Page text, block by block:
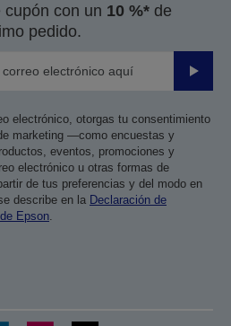
cupón con un 10 %* de
pedido.
Enviar
electrónico, otorgas tu consentimiento
marketing —como encuestas y
eventos, promociones y
electrónico u otras formas de
de tus preferencias y del modo en
describe en la Declaración de
Epson